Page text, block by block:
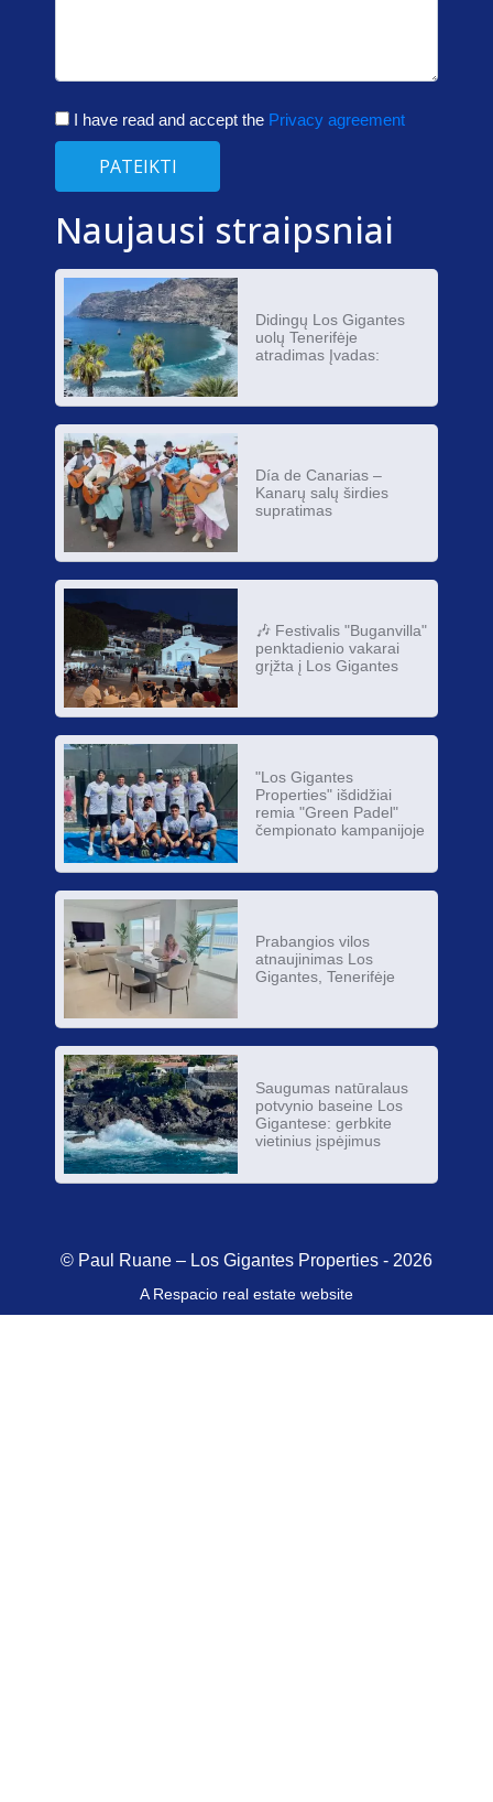
I have read and accept the Privacy agreement
PATEIKTI
Naujausi straipsniai
Didingų Los Gigantes
uolų Tenerifėje
atradimas Įvadas:
Día de Canarias –
Kanarų salų širdies
supratimas
🎶 Festivalis "Buganvilla"
penktadienio vakarai
grįžta į Los Gigantes
"Los Gigantes
Properties" išdidžiai
remia "Green Padel"
čempionato kampanijoje
Prabangios vilos
atnaujinimas Los
Gigantes, Tenerifėje
Saugumas natūralaus
potvynio baseine Los
Gigantese: gerbkite
vietinius įspėjimus
© Paul Ruane – Los Gigantes Properties - 2026
A Respacio real estate website